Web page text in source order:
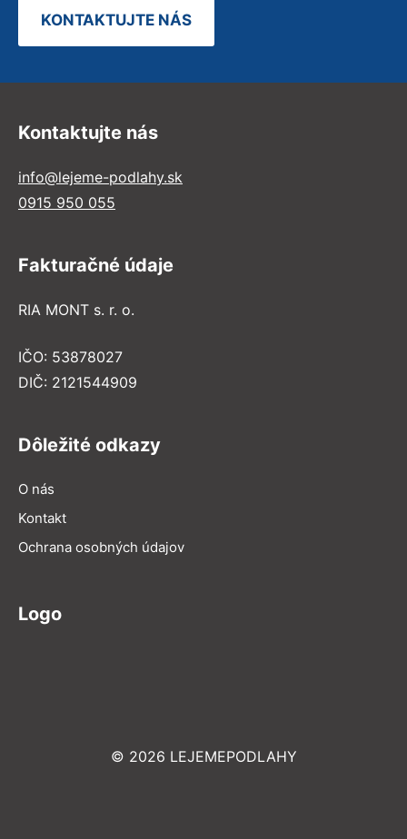
KONTAKTUJTE NÁS
Kontaktujte nás
info@lejeme-podlahy.sk
0915 950 055
Fakturačné údaje
RIA MONT s. r. o.
IČO: 53878027
DIČ: 2121544909
Dôležité odkazy
O nás
Kontakt
Ochrana osobných údajov
Logo
© 2026 LEJEMEPODLAHY